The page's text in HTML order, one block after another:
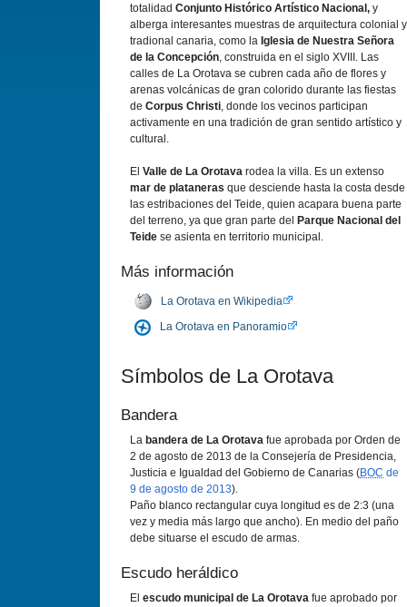
totalidad Conjunto Histórico Artí­stico Nacional, y
alberga interesantes muestras de arquitectura colonial y
tradional canaria, como la Iglesia de Nuestra Señora
de la Concepción, construida en el siglo XVIII. Las
calles de La Orotava se cubren cada año de flores y
arenas volcánicas de gran colorido durante las fiestas
de Corpus Christi, donde los vecinos participan
activamente en una tradición de gran sentido artí­stico y
cultural.
El Valle de La Orotava rodea la villa. Es un extenso
mar de plataneras que desciende hasta la costa desde
las estribaciones del Teide, quien acapara buena parte
del terreno, ya que gran parte del
Parque Nacional del
Teide se asienta en territorio municipal.
Más información
La Orotava en Wikipedia
La Orotava en Panoramio
Sí­mbolos de La Orotava
Bandera
La bandera de La Orotava fue aprobada por Orden de
2 de agosto de 2013 de la Consejerí­a de Presidencia,
Justicia e Igualdad del Gobierno de Canarias (BOC de
9 de agosto de 2013).
Paño blanco rectangular cuya longitud es de 2:3 (una
vez y media más largo que ancho). En medio del paño
debe situarse el escudo de armas.
Escudo heráldico
El escudo municipal de La Orotava fue aprobado por